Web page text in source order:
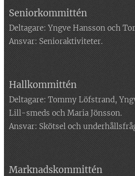
Seniorkommittén
Deltagare: Yngve Hansson och
Ansvar: Senioraktiviteter.
Hallkommittén
Deltagare: Tommy Löfstrand,
Lill-smeds och Maria Jönsson.
Ansvar: Skötsel och
Marknadskommittén